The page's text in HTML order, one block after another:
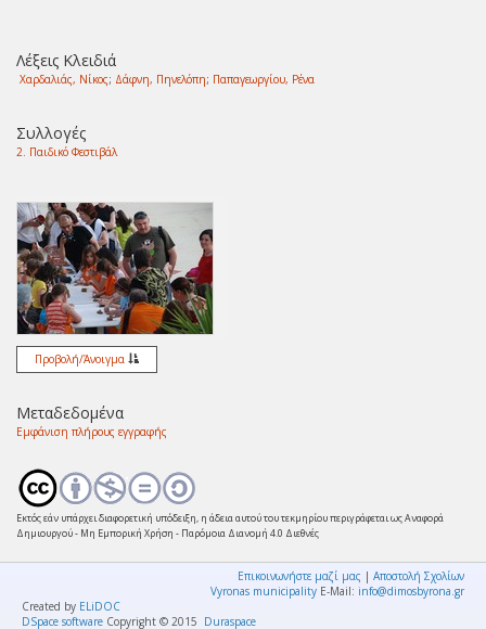
Λέξεις Κλειδιά
Χαρδαλιάς, Νίκος; Δάφνη, Πηνελόπη; Παπαγεωργίου, Ρένα
Συλλογές
2. Παιδικό Φεστιβάλ
Προβολή/Άνοιγμα
Μεταδεδομένα
Εμφάνιση πλήρους εγγραφής
Εκτός εάν υπάρχει διαφορετική υπόδειξη, η άδεια αυτού του τεκμηρίου περιγράφεται ως Αναφορά
Δημιουργού - Μη Εμπορική Χρήση - Παρόμοια Διανομή 4.0 Διεθνές
Επικοινωνήστε μαζί μας | Αποστολή Σχολίων
Vyronas municipality E-Mail: info@dimosbyrona.gr
Created by ELiDOC
DSpace software Copyright © 2015 Duraspace